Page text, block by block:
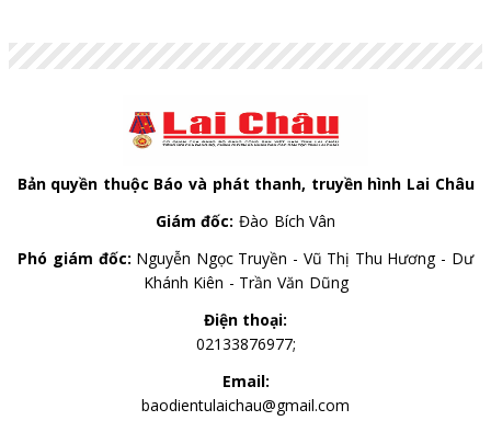
Bản quyền thuộc Báo và phát thanh, truyền hình Lai Châu
Giám đốc: Đào Bích Vân
Phó giám đốc: Nguyễn Ngọc Truyền - Vũ Thị Thu Hương - Dư
Khánh Kiên - Trần Văn Dũng
Điện thoại:
02133876977;
Email:
baodientulaichau@gmail.com